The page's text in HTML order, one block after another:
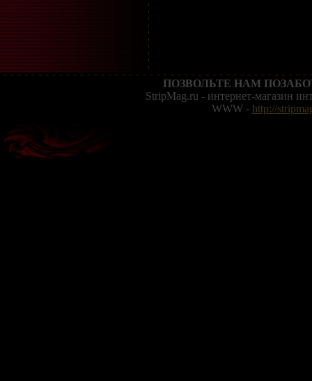
ПОЗВОЛЬТЕ НАМ
StripMag.ru - интернет-магазин
WWW - http://